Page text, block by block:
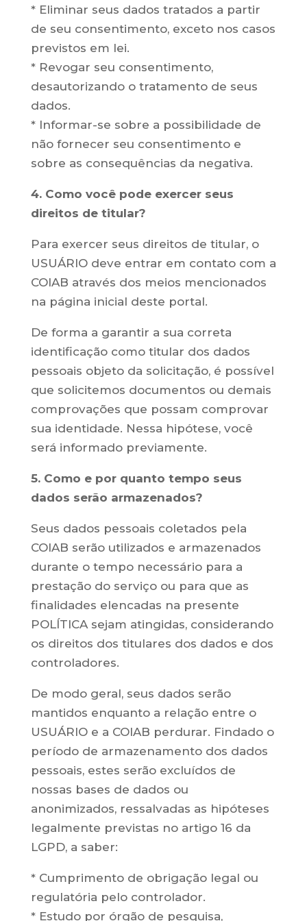
* Eliminar seus dados tratados a partir
de seu consentimento, exceto nos casos
previstos em lei.
* Revogar seu consentimento,
desautorizando o tratamento de seus
dados.
* Informar-se sobre a possibilidade de
não fornecer seu consentimento e
sobre as consequências da negativa.
4. Como você pode exercer seus
direitos de titular?
Para exercer seus direitos de titular, o
USUÁRIO deve entrar em contato com a
COIAB através dos meios mencionados
na página inicial deste portal.
De forma a garantir a sua correta
identificação como titular dos dados
pessoais objeto da solicitação, é possível
que solicitemos documentos ou demais
comprovações que possam comprovar
sua identidade. Nessa hipótese, você
será informado previamente.
5. Como e por quanto tempo seus
dados serão armazenados?
Seus dados pessoais coletados pela
COIAB serão utilizados e armazenados
durante o tempo necessário para a
prestação do serviço ou para que as
finalidades elencadas na presente
POLÍTICA sejam atingidas, considerando
os direitos dos titulares dos dados e dos
controladores.
De modo geral, seus dados serão
mantidos enquanto a relação entre o
USUÁRIO e a COIAB perdurar. Findado o
período de armazenamento dos dados
pessoais, estes serão excluídos de
nossas bases de dados ou
anonimizados, ressalvadas as hipóteses
legalmente previstas no artigo 16 da
LGPD, a saber:
* Cumprimento de obrigação legal ou
regulatória pelo controlador.
* Estudo por órgão de pesquisa,